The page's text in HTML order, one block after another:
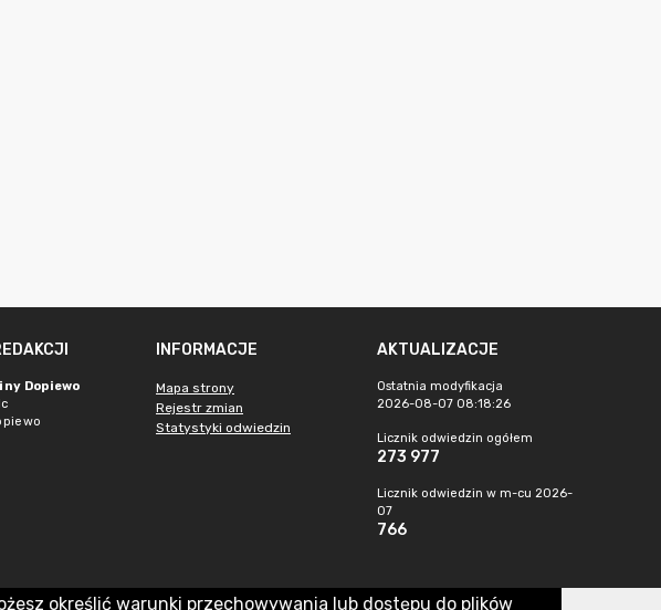
Dopiewo
INFORMACJE
Mapa strony
Rejestr zmian
Statystyki odwiedzin
AKTUALIZACJE
Ostatnia modyfikacja
2026-08-07 08:18:26
Licznik odwiedzin ogółem
273 977
Licznik odwiedzin w m-cu 2026-
07
766
określić warunki przechowywania lub dostępu do plików